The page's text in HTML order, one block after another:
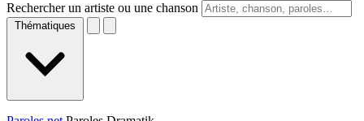
Rechercher un artiste ou une chanson
Thématiques